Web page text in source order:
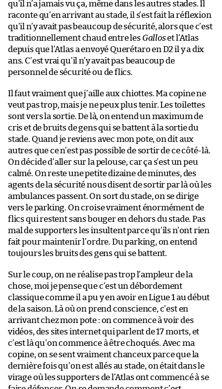
qu’il n’a jamais vu ça, même dans les autres stades. Il
raconte qu’en arrivant au stade, il s’est fait la réflexion
qu’il n’y avait pas beaucoup de sécurité, alors que c’est
traditionnellement chaud entre les Galloset l’Atlas
depuis que l’Atlas a envoyé Querétaro en D2 il y a dix
ans. C’est vrai qu’il n’y avait pas beaucoup de
personnel de sécurité ou de flics.
Il faut vraiment que j’aille aux chiottes. Ma copine ne
veut pas trop, mais je ne peux plus tenir. Les toilettes
sont vers la sortie. De là, on entend un maximum de
cris et de bruits de gens qui se battent à la sortie du
stade. Quand je reviens avec mon pote, on dit aux
autres que ce n’est pas possible de sortir de ce côté-là.
On décide d’aller sur la pelouse, car ça s’est un peu
calmé. On reste une petite dizaine de minutes, des
agents de la sécurité nous disent de sortir par là où les
ambulances passent. On sort du stade, on se dirige
vers le parking. On croise vraiment énormément de
flics qui restent sans bouger en dehors du stade. Pas
mal de supporters les insultent parce qu’ils n’ont rien
fait pour maintenir l’ordre. Du parking, on entend
toujours les bruits des gens qui se battent.
Sur le coup, on ne réalise pas trop l’ampleur de la
chose, moi je pense que c’est un débordement
classique comme il a pu y en avoir en Ligue 1 au début
de la saison. Là où on prend conscience, c’est en
arrivant chez mon pote : on commence à voir des
vidéos, des sites internet qui parlent de 17 morts, et
c’est là qu’on commence à être choqués. Avec ma
copine, on se sent vraiment chanceux parce que la
dernière fois qu’on est allés au stade, on était dans le
virage où les supporters de l’Atlas ont commencé à se